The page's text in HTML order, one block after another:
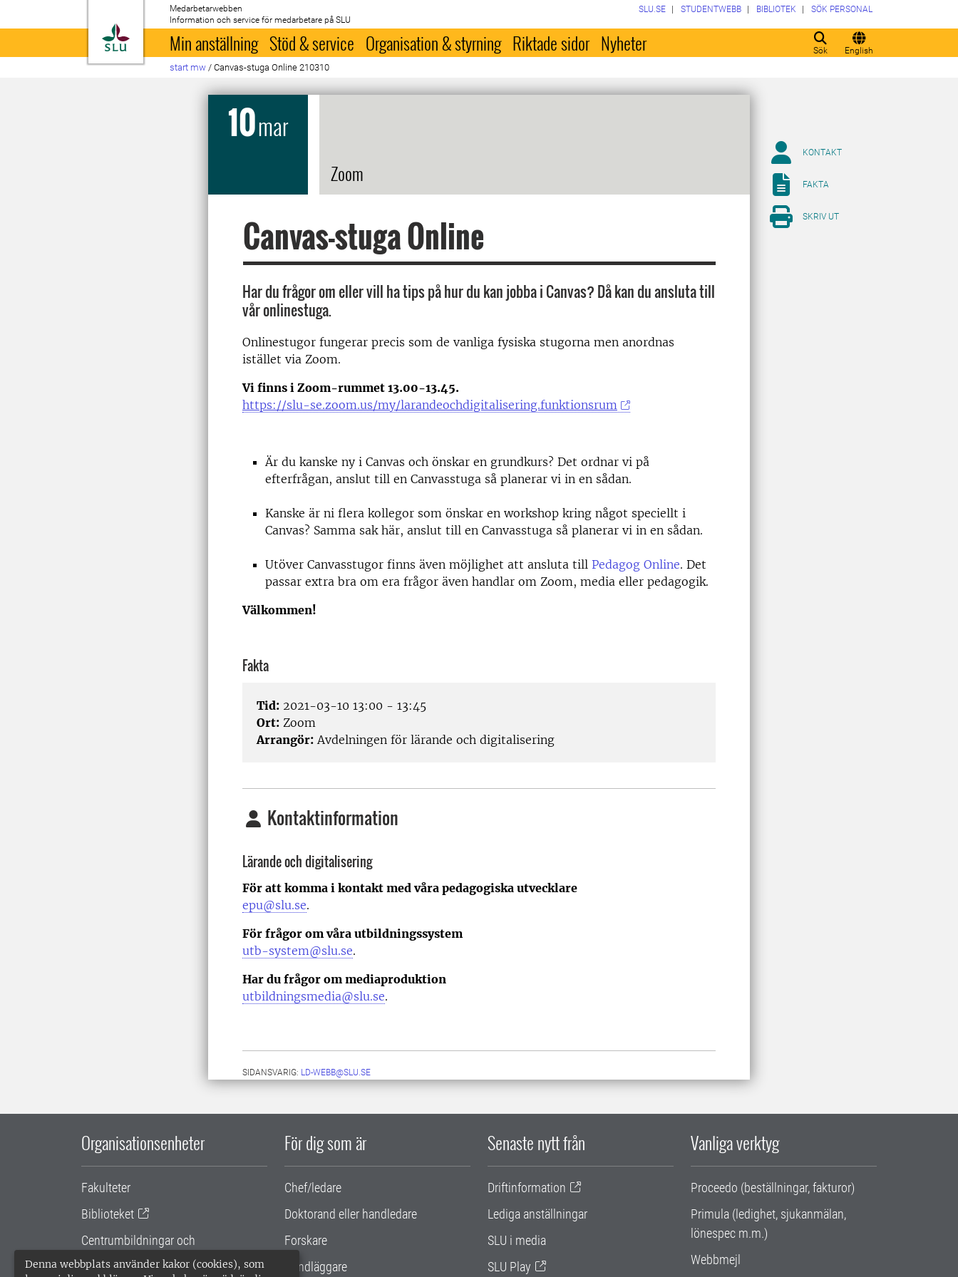
Denna webbplats använder kakor (cookies), som
Till startsida
Medarbetarwebben
Information och service för medarbetare på SLU
Sök English
SLU.SE STUDENTWEBB BIBLIOTEK SÖK PERSONAL
Min anställning Stöd & service Organisation & styrning Riktade sidor Nyheter
start mw / Canvas-stuga Online 210310
10mar
Zoom
Canvas-stuga Online
Har du frågor om eller vill ha tips på hur du kan jobba i Canvas? Då kan du ansluta till
vår onlinestuga.
Onlinestugor fungerar precis som de vanliga fysiska stugorna men anordnas
istället via Zoom.
Vi finns i Zoom-rummet 13.00-13.45.
https://slu-se.zoom.us/my/larandeochdigitalisering.funktionsrum
Är du kanske ny i Canvas och önskar en grundkurs? Det ordnar vi på
efterfrågan, anslut till en Canvasstuga så planerar vi in en sådan.
Kanske är ni flera kollegor som önskar en workshop kring något speciellt i
Canvas? Samma sak här, anslut till en Canvasstuga så planerar vi in en sådan.
Utöver Canvasstugor finns även möjlighet att ansluta till Pedagog Online. Det
passar extra bra om era frågor även handlar om Zoom, media eller pedagogik.
Välkommen!
Fakta
Tid: 2021-03-10 13:00 - 13:45
Ort: Zoom
Arrangör: Avdelningen för lärande och digitalisering
Kontaktinformation
Lärande och digitalisering
För att komma i kontakt med våra pedagogiska utvecklare
epu@slu.se.
För frågor om våra utbildningssystem
utb-system@slu.se.
Har du frågor om mediaproduktion
utbildningsmedia@slu.se.
SIDANSVARIG: LD-WEBB@SLU.SE
KONTAKT
FAKTA
SKRIV UT
Organisationsenheter
Fakulteter
Biblioteket
Centrumbildningar och
samarbetsprojekt
För dig som är
Chef/ledare
Doktorand eller handledare
Forskare
Handläggare
Senaste nytt från
Driftinformation
Lediga anställningar
SLU i media
SLU Play
Vanliga verktyg
Proceedo (beställningar, fakturor)
Primula (ledighet, sjukanmälan,
lönespec m.m.)
Webbmejl